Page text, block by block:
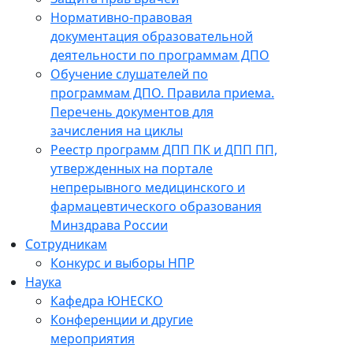
Нормативно-правовая
документация образовательной
деятельности по программам ДПО
Обучение слушателей по
программам ДПО. Правила приема.
Перечень документов для
зачисления на циклы
Реестр программ ДПП ПК и ДПП ПП,
утвержденных на портале
непрерывного медицинского и
фармацевтического образования
Минздрава России
Сотрудникам
Конкурс и выборы НПР
Наука
Кафедра ЮНЕСКО
Конференции и другие
мероприятия